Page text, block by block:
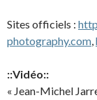
Sites officiels :
photography.com,
::Vidéo::
« Jean-Michel